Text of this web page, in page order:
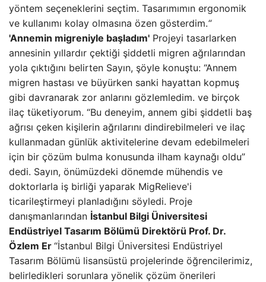
yöntem seçeneklerini seçtim. Tasarımımın ergonomik
ve kullanımı kolay olmasına özen gösterdim.“
'Annemin migreniyle başladım' Projeyi tasarlarken
annesinin yıllardır çektiği şiddetli migren ağrılarından
yola çıktığını belirten Sayın, şöyle konuştu: “Annem
migren hastası ve büyürken sanki hayattan kopmuş
gibi davranarak zor anlarını gözlemledim. ve birçok
ilaç tüketiyorum. “Bu deneyim, annem gibi şiddetli baş
ağrısı çeken kişilerin ağrılarını dindirebilmeleri ve ilaç
kullanmadan günlük aktivitelerine devam edebilmeleri
için bir çözüm bulma konusunda ilham kaynağı oldu”
dedi. Sayın, önümüzdeki dönemde mühendis ve
doktorlarla iş birliği yaparak MigRelieve'i
ticarileştirmeyi planladığını söyledi. Proje
danışmanlarından İstanbul Bilgi Üniversitesi
Endüstriyel Tasarım Bölümü Direktörü Prof. Dr.
Özlem Er “İstanbul Bilgi Üniversitesi Endüstriyel
Tasarım Bölümü lisansüstü projelerinde öğrencilerimiz,
belirledikleri sorunlara yönelik çözüm önerileri